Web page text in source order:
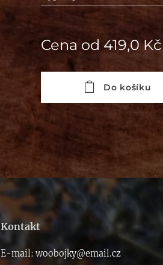
Cena od 419,0Kč
Do košíku
Kontakt
E-mail: woobojky@email.cz